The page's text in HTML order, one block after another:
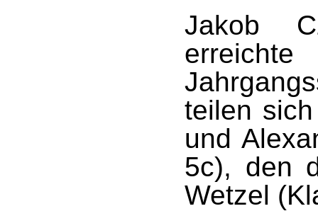
Jakob
teilen
und
5c), den
Wetzel